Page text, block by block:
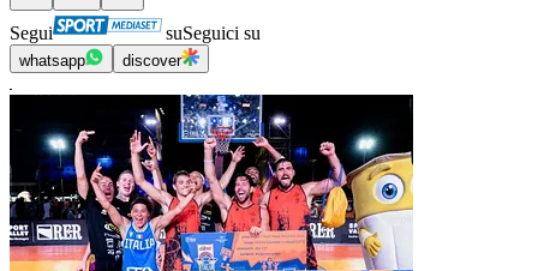
Segui suSeguici su
whatsapp discover